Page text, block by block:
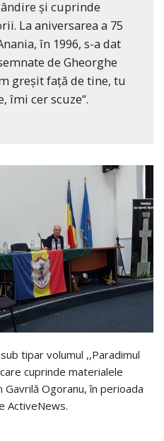
și cuprinde
La aniversarea a 75
în 1996, s-a dat
de Gheorghe
greșit față de tine, tu
îmi cer scuze“.
tipar volumul ,,Paradimul
cuprinde materialele
Ogoranu, în perioada
ActiveNews.